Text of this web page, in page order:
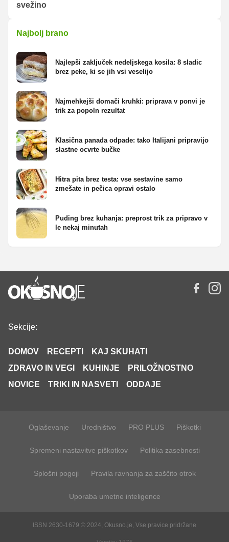
svežino
Najbolj brano
Najlepši zaključek nedeljskega kosila: 8 sladic
brez peke, ki se jih vsi veselijo
Najmehkejši domači kruhki: priprava v ponvi je
trik za popoln rezultat
Klasična panada odpade: tako Italijani pripravijo
slastne ocvrte bučke
Hitra pita brez testa: vse sestavine samo
zmešate in pečica opravi ostalo
Puding brez kuhanja: preprost trik za pripravo v
le nekaj minutah
Sekcije:
DOMOV RECEPTI
KAJ SKUHATI
ZDRAVO IN VEGI
KUHINJE
PRILOŽNOSTNO
NOVICE
TRIKI IN NASVETI ODDAJE
Oglaševanje Uredništvo PRO PLUS Piškotki
Spremeni nastavitve piškotkov Politika zasebnosti
Splošni pogoji Pravila ravnanja za zaščito otrok
Uporaba umetne inteligence
ISSN 2630-1679 © 2024, Okusno.je, Vse pravice pridržane